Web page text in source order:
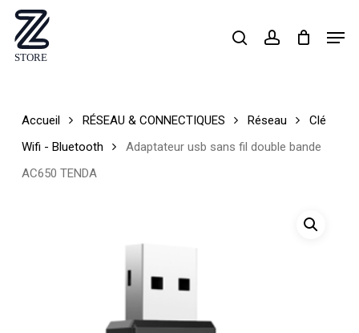
Skip
main
searchaccount
Accueil RÉSEAU & CONNECTIQUES Réseau
Clé
Wifi - Bluetooth
Adaptateur usb sans fil double bande
AC650 TENDA